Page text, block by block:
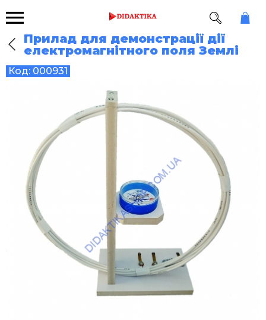
Прилад для демонстрації дії
електромагнітного поля Землі
Код: 000931